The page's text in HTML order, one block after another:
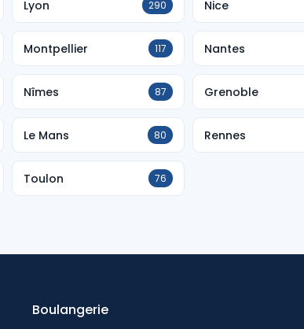
Lyon 290 Nice
Montpellier 117 Nantes
Nîmes 87 Grenoble
Le Mans 80 Rennes
Toulon 76
Boulangerie